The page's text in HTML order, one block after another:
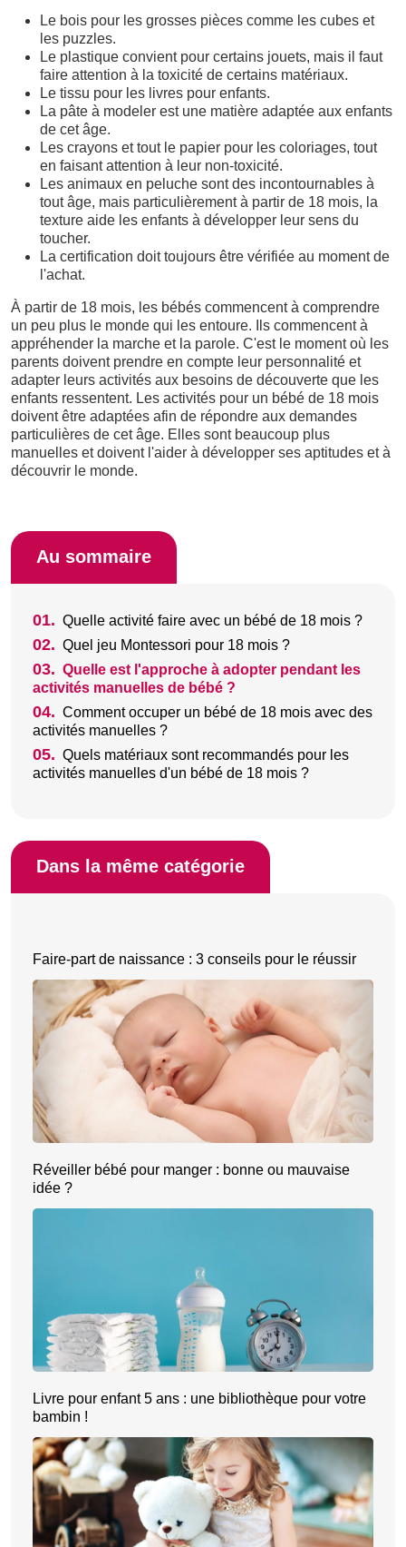
Le bois pour les grosses pièces comme les cubes et
les puzzles.
Le plastique convient pour certains jouets, mais il faut
faire attention à la toxicité de certains matériaux.
Le tissu pour les livres pour enfants.
La pâte à modeler est une matière adaptée aux enfants
de cet âge.
Les crayons et tout le papier pour les coloriages, tout
en faisant attention à leur non-toxicité.
Les animaux en peluche sont des incontournables à
tout âge, mais particulièrement à partir de 18 mois, la
texture aide les enfants à développer leur sens du
toucher.
La certification doit toujours être vérifiée au moment de
l'achat.
À partir de 18 mois, les bébés commencent à comprendre
un peu plus le monde qui les entoure. Ils commencent à
appréhender la marche et la parole. C'est le moment où les
parents doivent prendre en compte leur personnalité et
adapter leurs activités aux besoins de découverte que les
enfants ressentent. Les activités pour un bébé de 18 mois
doivent être adaptées afin de répondre aux demandes
particulières de cet âge. Elles sont beaucoup plus
manuelles et doivent l'aider à développer ses aptitudes et à
découvrir le monde.
Au sommaire
01. Quelle activité faire avec un bébé de 18 mois ?
02. Quel jeu Montessori pour 18 mois ?
03. Quelle est l'approche à adopter pendant les
activités manuelles de bébé ?
04. Comment occuper un bébé de 18 mois avec des
activités manuelles ?
05. Quels matériaux sont recommandés pour les
activités manuelles d'un bébé de 18 mois ?
Dans la même catégorie
Faire-part de naissance : 3 conseils pour le réussir
Réveiller bébé pour manger : bonne ou mauvaise
idée ?
Livre pour enfant 5 ans : une bibliothèque pour votre
bambin !